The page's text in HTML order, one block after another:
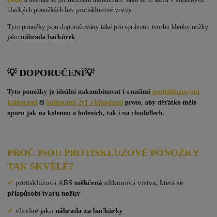
hladkých ponožkách bez protiskluzové vrstvy.
Tyto ponožky jsou doporučovány také pro správnou tvorbu klenby nožky
jako náhrada bačkůrek.
💡 DOPORUČENÍ💡
Tyto ponožky je ideální nakombinovat i s našimi protiskluzovými
kalhotami či kalhotami 2v1 s kšandami proto, aby děťátko mělo
oporu jak na kolenou a holeních, tak i na chodidlech.
PROČ JSOU PROTISKLUZOVÉ PONOŽKY
TAK SKVĚLÉ?
✔ protiskluzová ABS měkčená silikonová vrstva, která se
přizpůsobí tvaru nožky
✔ vhodné jako náhrada za bačkůrky